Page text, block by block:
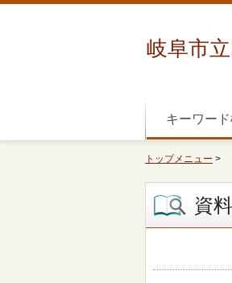
岐阜市
キーワー
トップメニュー >
資